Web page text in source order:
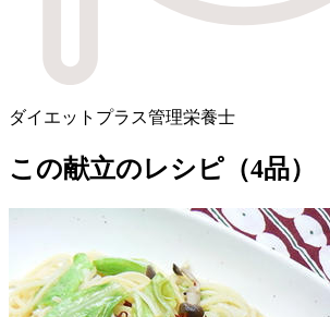
ダイエットプラス管理栄養士
この献立のレシピ（4品）